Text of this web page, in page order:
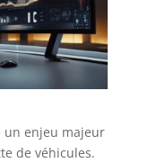
un enjeu majeur
de véhicules.